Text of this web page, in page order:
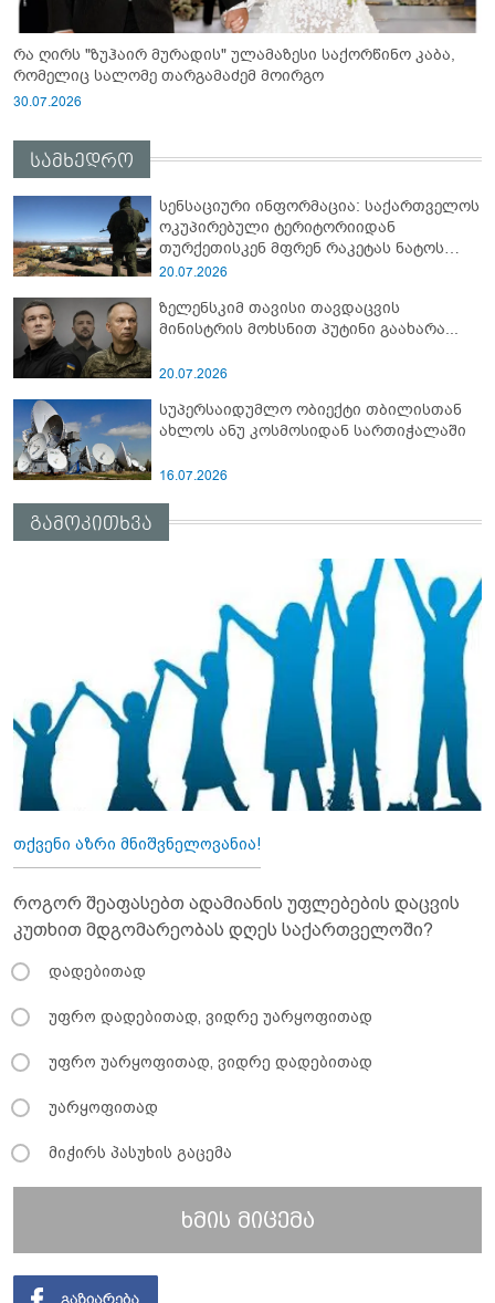
რა ღირს "ზუჰაირ მურადის" ულამაზესი საქორწინო კაბა,
რომელიც სალომე თარგამაძემ მოირგო
30.07.2026
სამხედრო
სენსაციური ინფორმაცია: საქართველოს
ოკუპირებული ტერიტორიიდან
თურქეთისკენ მფრენ რაკეტას ნატოს
სამიტი კინაღამ ჩაუშლია
20.07.2026
ზელენსკიმ თავისი თავდაცვის
მინისტრის მოხსნით პუტინი გაახარა...
20.07.2026
სუპერსაიდუმლო ობიექტი თბილისთან
ახლოს ანუ კოსმოსიდან სართიჭალაში
16.07.2026
გამოკითხვა
თქვენი აზრი მნიშვნელოვანია!
როგორ შეაფასებთ ადამიანის უფლებების დაცვის
კუთხით მდგომარეობას დღეს საქართველოში?
დადებითად
უფრო დადებითად, ვიდრე უარყოფითად
უფრო უარყოფითად, ვიდრე დადებითად
უარყოფითად
მიჭირს პასუხის გაცემა
ხმის მიცემა